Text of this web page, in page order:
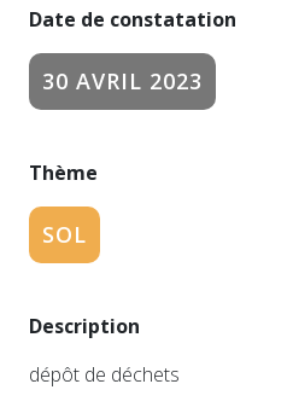
Date de constatation
30 AVRIL 2023
Thème
SOL
Description
dépôt de déchets